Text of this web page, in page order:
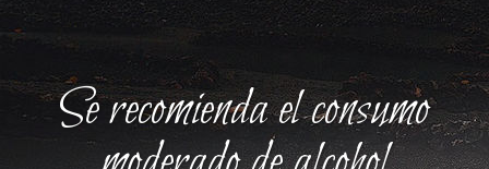
Se recomienda el consumo